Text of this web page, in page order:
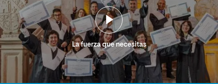
La fuerza que necesitas